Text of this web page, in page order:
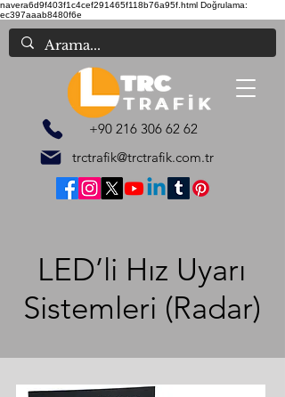
navera6d9f403f1c4cef291465f118b76a95f.html Doğrulama:
ec397aaab8480f6e
trctrafik@trctrafik.com.tr
+90 216 306 62 62
LED’li Hız Uyarı
Sistemleri (Radar)